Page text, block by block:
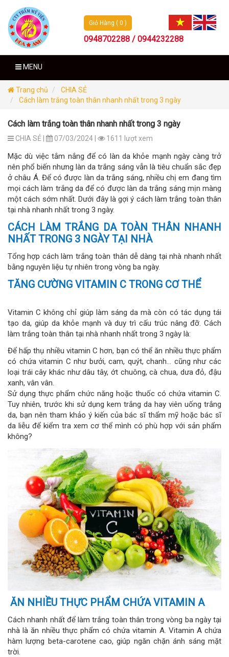
Giỏ Hàng ( 0 )
0948702288 / 0944232288
MENU
Trang chủ
CHIA SẺ
Cách làm trắng toàn thân nhanh nhất trong 3 ngày
Cách làm trắng toàn thân nhanh nhất trong 3 ngày
CHIA SẺ | 07/03/2024 | 1611 lượt xem
Mặc dù việc tắm nắng để có làn da khỏe mạnh ngày càng trở
nên phổ biến nhưng làn da trắng sáng vẫn là tiêu chuẩn sắc đẹp
ở châu Á. Để có được làn da trắng sáng, nhiều chị em đang tìm
mọi cách làm trắng da để có được làn da trắng sáng mịn màng
một cách sớm nhất. Dưới đây là gợi ý cách làm trắng toàn thân
tại nhà nhanh nhất trong 3 ngày.
CÁCH LÀM TRẮNG DA TOÀN THÂN NHANH
NHẤT TRONG 3 NGÀY TẠI NHÀ
Tổng hợp cách làm trắng toàn thân dễ dàng tại nhà nhanh nhất
bằng nguyên liệu tự nhiên trong vòng ba ngày.
TĂNG CƯỜNG VITAMIN C TRONG CƠ THỂ
Vitamin C không chỉ giúp làm sáng da mà còn có tác dụng tái
tạo da, giúp da khỏe mạnh và duy trì cấu trúc nâng đỡ. Cách
làm trắng toàn thân tại nhà nhanh nhất trong 3 ngày là:
Để hấp thụ nhiều vitamin C hơn, bạn có thể ăn nhiều thực phẩm
có chứa vitamin C như bưởi, cam, quýt, chanh… cũng như các
loại trái cây khác như dâu tây, ớt chuông, cà chua, dưa đỏ, đậu
xanh, vân vân.
Sử dụng thực phẩm chức năng hoặc thuốc có chứa vitamin C.
Tuy nhiên, trước khi sử dụng kem trắng da hay viên uống trắng
da, bạn nên tham khảo ý kiến ​​của bác sĩ thẩm mỹ hoặc bác sĩ
da liễu để kiểm tra xem cơ thể mình có phù hợp với sản phẩm
không?
ĂN NHIỀU THỰC PHẨM CHỨA VITAMIN A
Cách nhanh nhất để làm trắng toàn thân trong vòng ba ngày tại
nhà là ăn nhiều thực phẩm có chứa vitamin A. Vitamin A chứa
hàm lượng beta-carotene cao, giúp ngăn chặn ánh sáng mặt
trời.